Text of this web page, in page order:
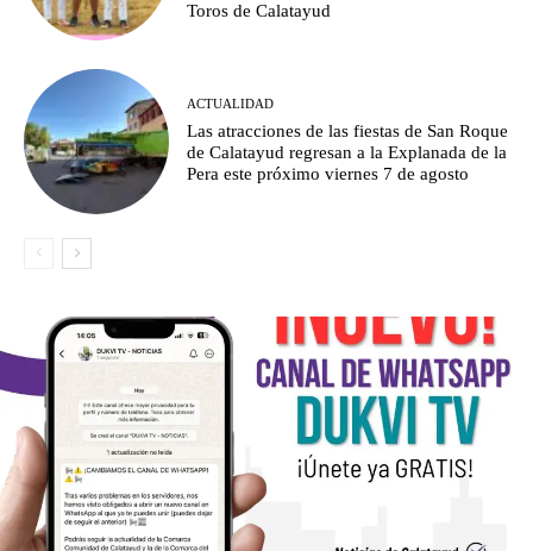
Toros de Calatayud
ACTUALIDAD
Las atracciones de las fiestas de San Roque
de Calatayud regresan a la Explanada de la
Pera este próximo viernes 7 de agosto